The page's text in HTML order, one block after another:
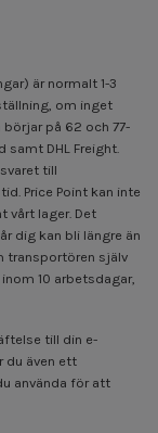
är normalt 1-3
om inget
på 62 och 77-
DHL Freight.
till
Price Point kan inte
vårt lager. Det
dig kan bli längre än
transportören själv
10 arbetsdagar,
till din e-
du även ett
använda för att